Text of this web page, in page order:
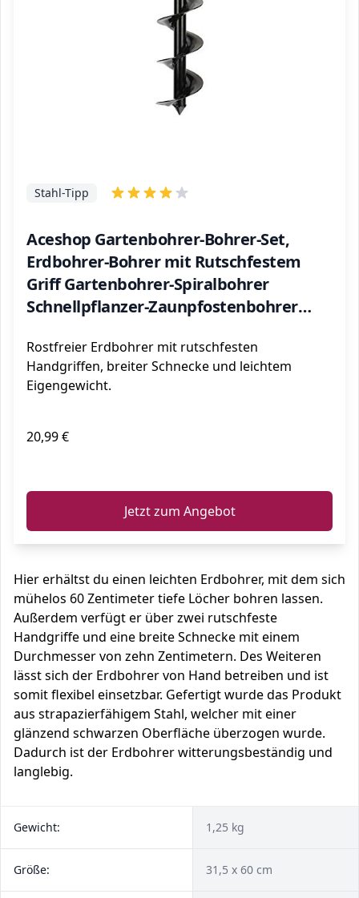
Aceshop Gartenbohrer-Bohrer-Set,
Erdbohrer-Bohrer mit Rutschfestem
Griff Gartenbohrer-Spiralbohrer
Schnellpflanzer-Zaunpfostenbohrer
Tiefkultivieren, Sämlinge, 10 x 60 cm
Stahl-Tipp
Rostfreier Erdbohrer mit rutschfesten
Handgriffen, breiter Schnecke und leichtem
Eigengewicht.
20,99 €
Jetzt zum Angebot
Hier erhältst du einen leichten Erdbohrer, mit dem sich
mühelos 60 Zentimeter tiefe Löcher bohren lassen.
Außerdem verfügt er über zwei rutschfeste
Handgriffe und eine breite Schnecke mit einem
Durchmesser von zehn Zentimetern. Des Weiteren
lässt sich der Erdbohrer von Hand betreiben und ist
somit flexibel einsetzbar. Gefertigt wurde das Produkt
aus strapazierfähigem Stahl, welcher mit einer
glänzend schwarzen Oberfläche überzogen wurde.
Dadurch ist der Erdbohrer witterungsbeständig und
langlebig.
Gewicht: 1,25 kg
Größe: 31,5 x 60 cm